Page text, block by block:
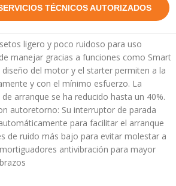
TÉCNICOS AUTORIZADOS
ligero y poco ruidoso para uso
manejar gracias a funciones como Smart
del motor y el starter permiten a la
y con el mínimo esfuerzo. La
arranque se ha reducido hasta un 40%.
autoretorno: Su interruptor de parada
para facilitar el arranque
de ruido más bajo para evitar molestar a
antivibración para mayor